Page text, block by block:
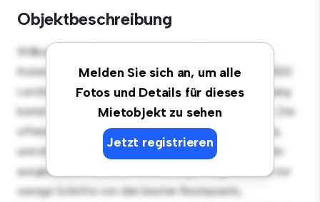
Objektbeschreibung
Melden Sie sich an, um alle
Fotos und Details für dieses
Mietobjekt zu sehen
Jetzt registrieren
Willkommen in Ihrem neuen urbanen Rückzugsort in
Koloman-Wallisch-Straße 11-13 / Stiege 2 / Top 5, 3500
Lerchenfeld! Diese moderne 3 Schlafzimmer-Wohnung
bietet einen stilvollen und gemütlichen Lebensraum. Die
offene Raumaufteilung eignet sich perfekt für Gäste,
und die elegante Küche ist mit erstklassigen Geräten
ausgestattet. Dank der erstklassigen Lage sind Sie nur
wenige Schritte von den besten Restaurants,